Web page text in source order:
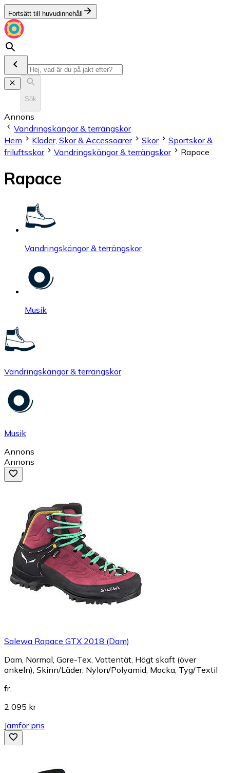
Fortsätt till huvudinnehåll
Sök
Annons
Vandringskängor & terrängskor
Hem
Kläder, Skor & Accessoarer Skor
Sportskor &
friluftsskor
Vandringskängor & terrängskor Rapace
Rapace
Vandringskängor & terrängskor
Musik
Vandringskängor & terrängskor
Musik
Annons
Annons
Salewa Rapace GTX 2018 (Dam)
Dam, Normal, Gore-Tex, Vattentät, Högt skaft (över
ankeln), Skinn/Läder, Nylon/Polyamid, Mocka, Tyg/Textil
fr.
2 095 kr
Jämför pris